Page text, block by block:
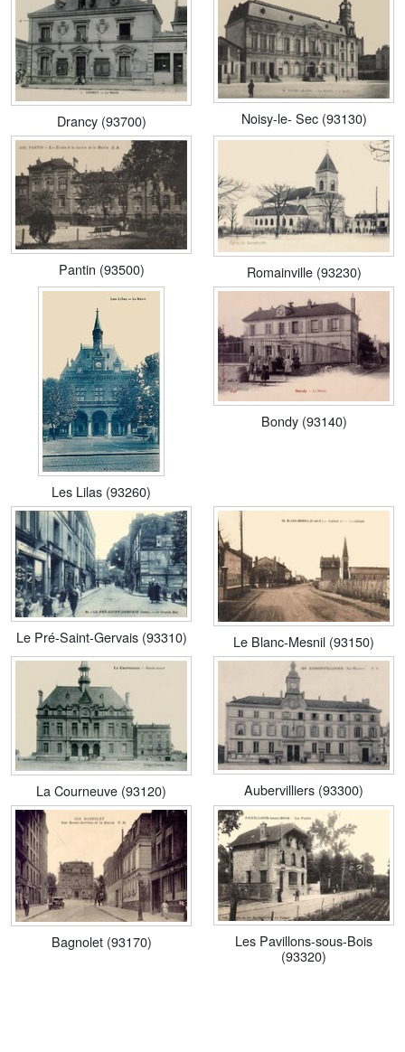
Drancy (93700) Noisy-le- Sec (93130)
Pantin (93500) Romainville (93230)
Les Lilas (93260)
Bondy (93140)
Le Pré-Saint-Gervais (93310) Le Blanc-Mesnil (93150)
La Courneuve (93120) Aubervilliers (93300)
Bagnolet (93170)
Les Pavillons-sous-Bois
(93320)